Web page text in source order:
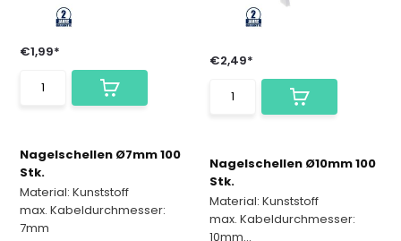
€1,99*
Nagelschellen Ø7mm 100
Stk.
Material: Kunststoff
max. Kabeldurchmesser:
7mm
€2,49*
Nagelschellen Ø10mm 100
Stk.
Material: Kunststoff
max. Kabeldurchmesser:
10mm...